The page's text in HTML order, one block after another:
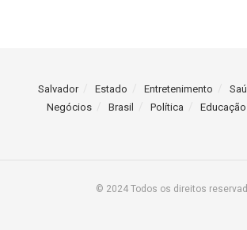
Salvador Estado Entretenimento
Negócios
Brasil Política Educação
© 2024 Todos os direitos